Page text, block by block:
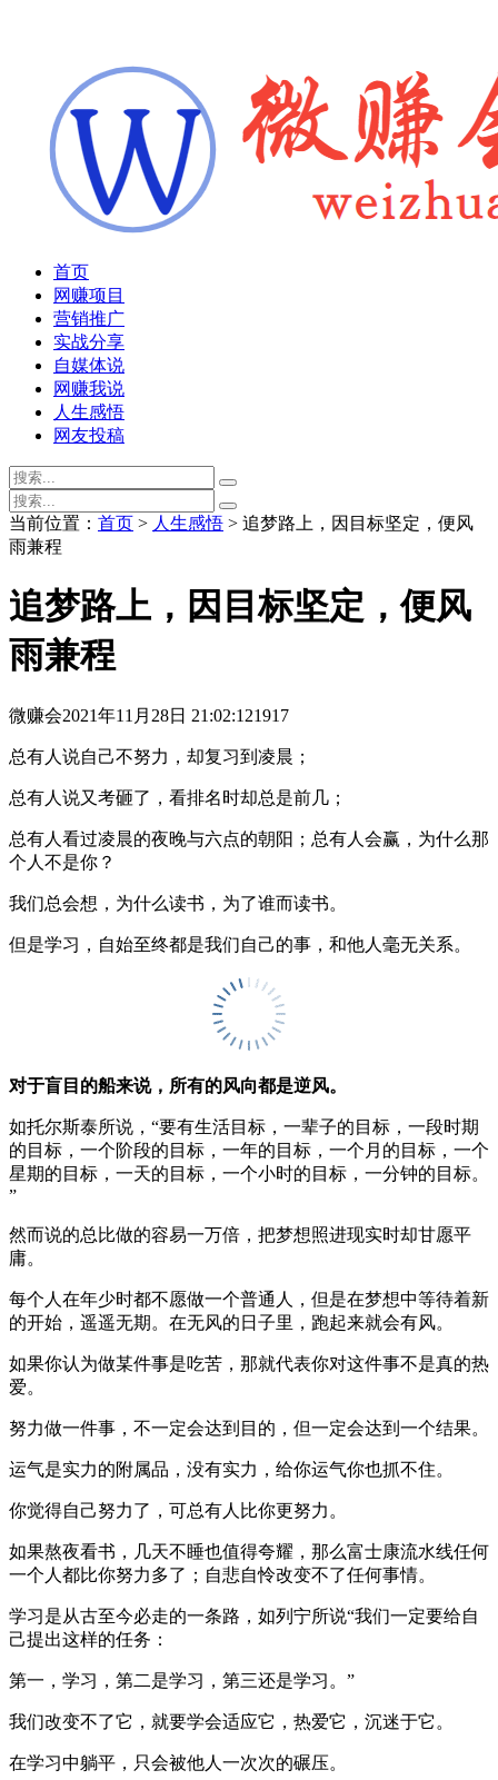
首页
网赚项目
营销推广
实战分享
自媒体说
网赚我说
人生感悟
网友投稿
当前位置： 首页 > 人生感悟 > 追梦路上，因目标坚定，便风
雨兼程
追梦路上，因目标坚定，便风
雨兼程
微赚会2021年11月28日 21:02:121917
总有人说自己不努力，却复习到凌晨；
总有人说又考砸了，看排名时却总是前几；
总有人看过凌晨的夜晚与六点的朝阳；总有人会赢，为什么那
个人不是你？
我们总会想，为什么读书，为了谁而读书。
但是学习，自始至终都是我们自己的事，和他人毫无关系。
对于盲目的船来说，所有的风向都是逆风。
如托尔斯泰所说，“要有生活目标，一辈子的目标，一段时期
的目标，一个阶段的目标，一年的目标，一个月的目标，一个
星期的目标，一天的目标，一个小时的目标，一分钟的目标。
”
然而说的总比做的容易一万倍，把梦想照进现实时却甘愿平
庸。
每个人在年少时都不愿做一个普通人，但是在梦想中等待着新
的开始，遥遥无期。在无风的日子里，跑起来就会有风。
如果你认为做某件事是吃苦，那就代表你对这件事不是真的热
爱。
努力做一件事，不一定会达到目的，但一定会达到一个结果。
运气是实力的附属品，没有实力，给你运气你也抓不住。
你觉得自己努力了，可总有人比你更努力。
如果熬夜看书，几天不睡也值得夸耀，那么富士康流水线任何
一个人都比你努力多了；自悲自怜改变不了任何事情。
学习是从古至今必走的一条路，如列宁所说“我们一定要给自
己提出这样的任务：
第一，学习，第二是学习，第三还是学习。”
我们改变不了它，就要学会适应它，热爱它，沉迷于它。
在学习中躺平，只会被他人一次次的碾压。